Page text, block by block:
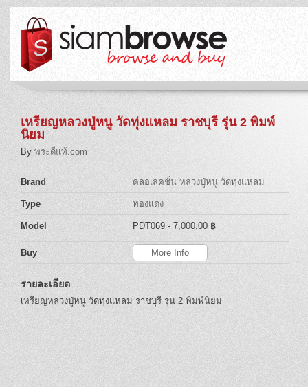
เหรียญหลวงปู่หนู วัดทุ่งแหลม ราชบุรี รุ่น 2 พิมพ์
นิยม
By พระดีแท้.com
Brand คลอเลคชั่น หลวงปู่หนู วัดทุ่งแหลม
Type ทองแดง
Model PDT069 - 7,000.00 ฿
Buy More Info
รายละเอียด
เหรียญหลวงปู่หนู วัดทุ่งแหลม ราชบุรี รุ่น 2 พิมพ์นิยม